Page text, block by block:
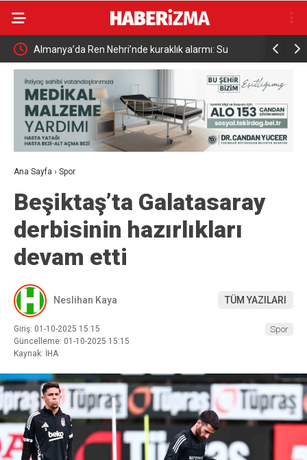
Uludağ’da çıkan orman yangını söndürüldü MGK 6
Güvenlik
Ana Sayfa › Spor
Beşiktaş’ta Galatasaray
derbisinin hazırlıkları
devam etti
Neslihan Kaya TÜM YAZILARI
Giriş: 01-10-2025 15:15
Güncelleme: 01-10-2025 15:15
Kaynak: İHA
Spor